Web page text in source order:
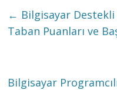
← Bilgisayar Destekli
Taban Puanları ve
Bilgisayar